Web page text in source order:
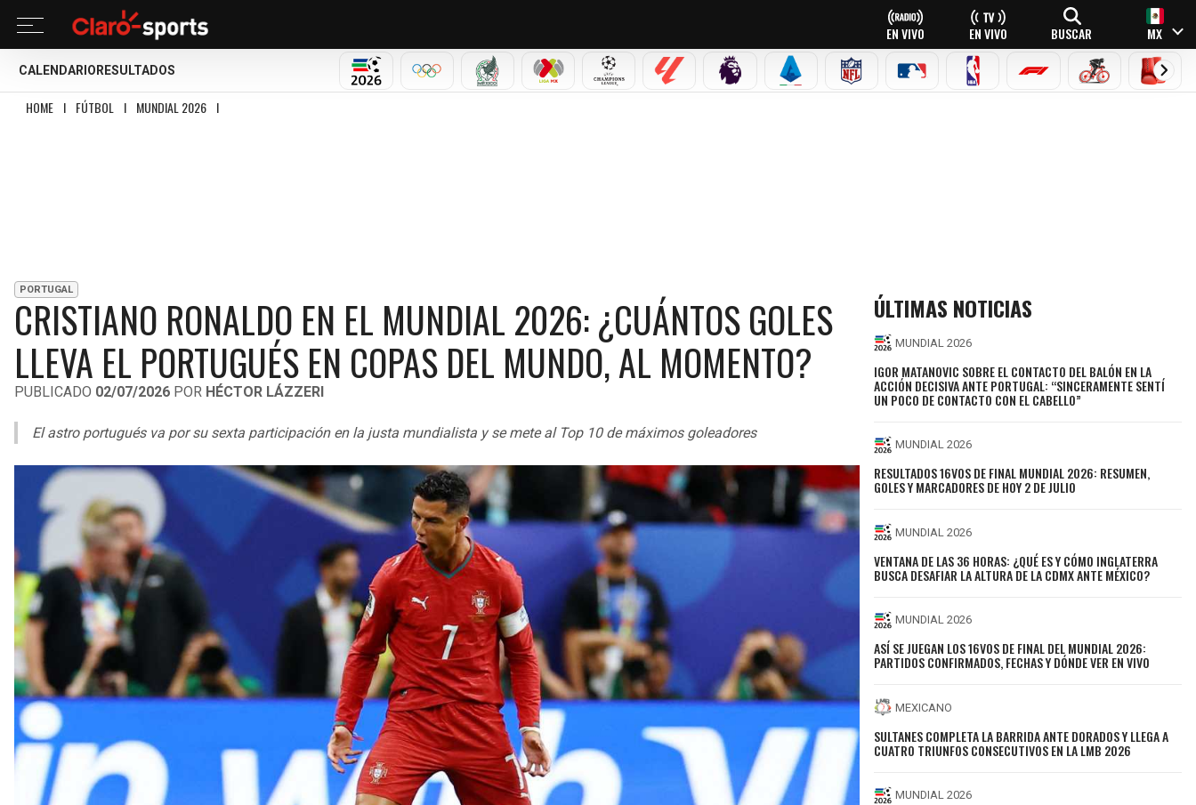
EN VIVO EN VIVO BUSCAR MX
CALENDARIO RESULTADOS
MUNDIAL 2026OLÍMPICOSSELECCIÓN MEXICANA
LIGA MX CHAMPIONS LEAGUE
LALIGA PREMIER LEAGUE
SERIE A NFL MLB NBA FÓRMULA 1CICLISMOBOXEO
HOME I FÚTBOL I MUNDIAL 2026 I
PORTUGAL
CRISTIANO RONALDO EN EL MUNDIAL 2026: ¿CUÁNTOS GOLES
LLEVA EL PORTUGUÉS EN COPAS DEL MUNDO, AL MOMENTO?
PUBLICADO 02/07/2026 POR HÉCTOR LÁZZERI
El astro portugués va por su sexta participación en la justa mundialista y se mete al Top 10 de máximos goleadores
ÚLTIMAS NOTICIAS
MUNDIAL 2026
IGOR MATANOVIC SOBRE EL CONTACTO DEL BALÓN EN LA
ACCIÓN DECISIVA ANTE PORTUGAL: “SINCERAMENTE SENTÍ
UN POCO DE CONTACTO CON EL CABELLO”
MUNDIAL 2026
RESULTADOS 16VOS DE FINAL MUNDIAL 2026: RESUMEN,
GOLES Y MARCADORES DE HOY 2 DE JULIO
MUNDIAL 2026
VENTANA DE LAS 36 HORAS: ¿QUÉ ES Y CÓMO INGLATERRA
BUSCA DESAFIAR LA ALTURA DE LA CDMX ANTE MÉXICO?
MUNDIAL 2026
ASÍ SE JUEGAN LOS 16VOS DE FINAL DEL MUNDIAL 2026:
PARTIDOS CONFIRMADOS, FECHAS Y DÓNDE VER EN VIVO
MEXICANO
SULTANES COMPLETA LA BARRIDA ANTE DORADOS Y LLEGA A
CUATRO TRIUNFOS CONSECUTIVOS EN LA LMB 2026
MUNDIAL 2026